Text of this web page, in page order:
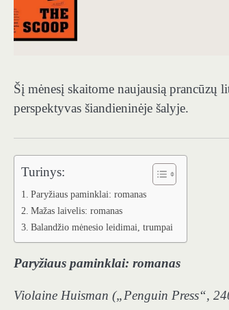
Šį mėnesį skaitome naujausią prancūzų
perspektyvas šiandieninėje šalyje.
Turinys:
Paryžiaus paminklai: romanas
Mažas laivelis: romanas
Balandžio mėnesio leidimai, trumpai
Paryžiaus paminklai: romanas
Violaine Huisman („Penguin Press“,